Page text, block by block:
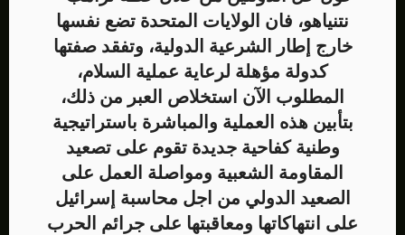
نتنياهو، فان الولايات المتحدة تضع نفسها
خارج إطار الشرعية الدولية، وتفقد صفتها
كدولة مؤهلة لرعاية عملية السلام،
المطلوب الآن استخلاص العبر من ذلك،
بتأبين هذه العملية والمباشرة باستراتيجية
وطنية كفاحية جديدة تقوم على تصعيد
المقاومة الشعبية ومواصلة العمل على
الصعيد الدولي من اجل محاسبة إسرائيل
على انتهاكاتها ومعاقبتها على جرائم الحرب